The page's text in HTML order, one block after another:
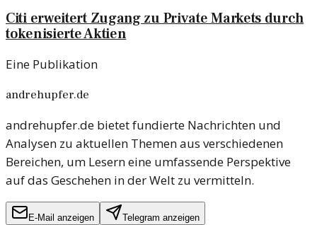
Citi erweitert Zugang zu Private Markets durch
tokenisierte Aktien
Eine Publikation
andrehupfer.de
andrehupfer.de bietet fundierte Nachrichten und
Analysen zu aktuellen Themen aus verschiedenen
Bereichen, um Lesern eine umfassende Perspektive
auf das Geschehen in der Welt zu vermitteln.
E-Mail anzeigen Telegram anzeigen